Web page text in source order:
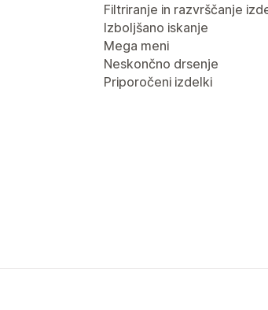
Filtriranje in razvrščanje
Izboljšano iskanje
Mega meni
Neskončno drsenje
Priporočeni izdelki